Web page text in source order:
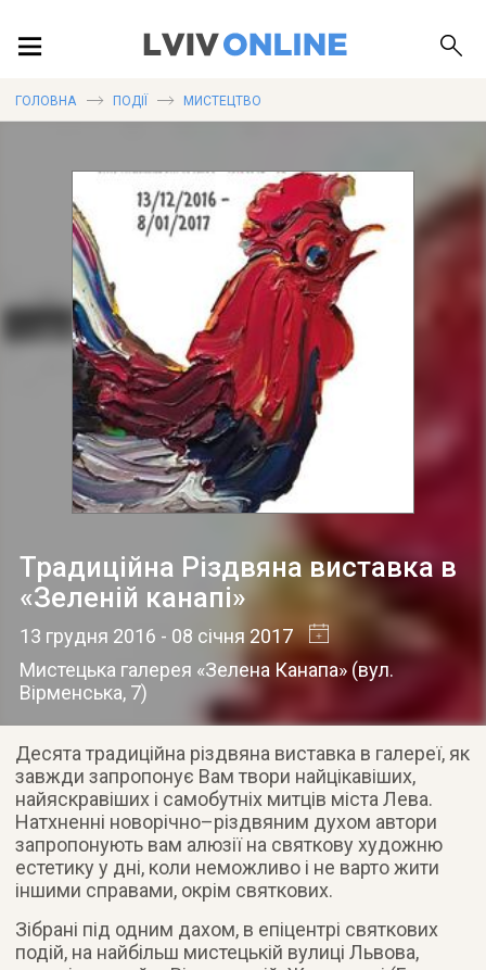
ПУБЛІКАЦІЇ
ДОВІДКА
ГОЛОВНА ПОДІЇ МИСТЕЦТВО
Традиційна Різдвяна виставка в
«Зеленій канапі»
13 грудня 2016 - 08 січня 2017
Мистецька галерея «Зелена Канапа» (вул.
Вірменська, 7)
Десята традиційна різдвяна виставка в галереї, як
завжди запропонує Вам твори найцікавіших,
найяскравіших і самобутніх митців міста Лева.
Натхненні новорічно–різдвяним духом автори
запропонують вам алюзії на святкову художню
естетику у дні, коли неможливо і не варто жити
іншими справами, окрім святкових.
Зібрані під одним дахом, в епіцентрі святкових
подій, на найбільш мистецькій вулиці Львова,